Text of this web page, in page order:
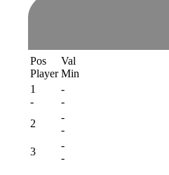
Pos
Player
Val
Min
1
-
-
-
2
-
-
3
-
-